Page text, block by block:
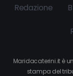
Redazione
Maridacaterini.it è
stampa del